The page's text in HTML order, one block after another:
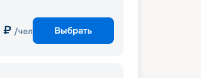
₽ /чел Выбрать